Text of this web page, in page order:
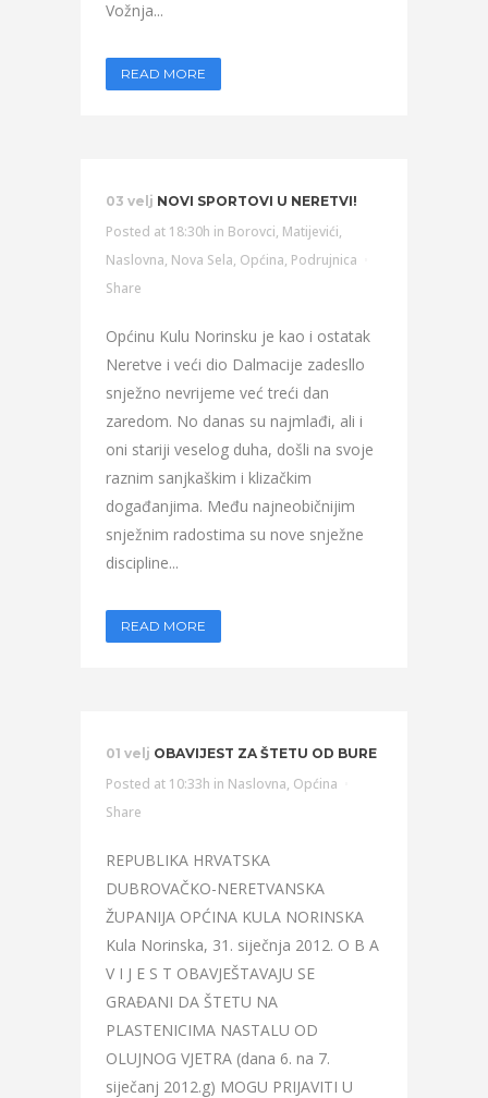
Vožnja...
READ MORE
03 velj NOVI SPORTOVI U NERETVI!
Posted at 18:30h in Borovci, Matijevići,
Naslovna, Nova Sela, Općina, Podrujnica
Share
Općinu Kulu Norinsku je kao i ostatak
Neretve i veći dio Dalmacije zadesllo
snježno nevrijeme već treći dan
zaredom. No danas su najmlađi, ali i
oni stariji veselog duha, došli na svoje
raznim sanjkaškim i klizačkim
događanjima. Među najneobičnijim
snježnim radostima su nove snježne
discipline...
READ MORE
01 velj OBAVIJEST ZA ŠTETU OD BURE
Posted at 10:33h in Naslovna, Općina
Share
REPUBLIKA HRVATSKA
DUBROVAČKO-NERETVANSKA
ŽUPANIJA OPĆINA KULA NORINSKA
Kula Norinska, 31. siječnja 2012. O B A
V I J E S T OBAVJEŠTAVAJU SE
GRAĐANI DA ŠTETU NA
PLASTENICIMA NASTALU OD
OLUJNOG VJETRA (dana 6. na 7.
siječanj 2012.g) MOGU PRIJAVITI U